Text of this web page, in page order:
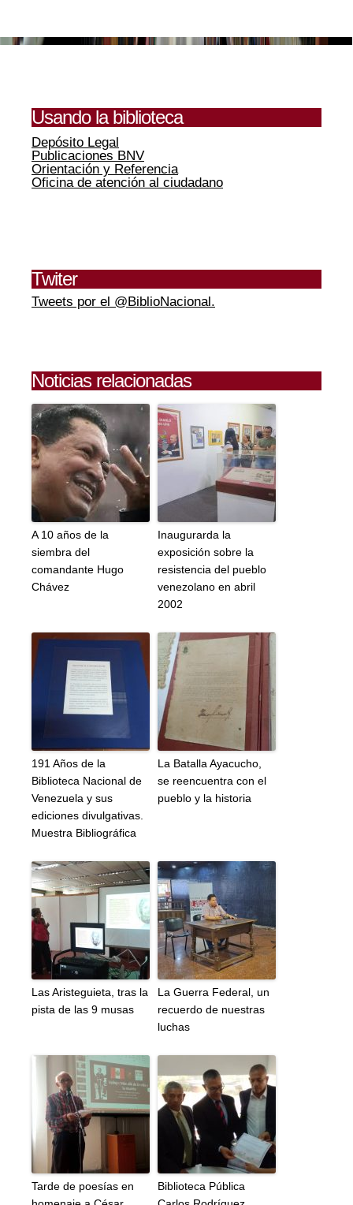
Usando la biblioteca
Depósito Legal
Publicaciones BNV
Orientación y Referencia
Oficina de atención al ciudadano
Twiter
Tweets por el @BiblioNacional.
Noticias relacionadas
A 10 años de la
siembra del
comandante Hugo
Chávez
Inaugurarda la
exposición sobre la
resistencia del pueblo
venezolano en abril
2002
191 Años de la
Biblioteca Nacional de
Venezuela y sus
ediciones divulgativas.
Muestra Bibliográfica
La Batalla Ayacucho,
se reencuentra con el
pueblo y la historia
Las Aristeguieta, tras la
pista de las 9 musas
La Guerra Federal, un
recuerdo de nuestras
luchas
Tarde de poesías en
Biblioteca Pública